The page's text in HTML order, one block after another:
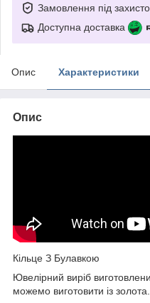
Замовлення під
Доступна доставка
Опис Характеристики
Опис
Кільце З Булавкою
Ювелірний виріб
можемо виготовити із золота.